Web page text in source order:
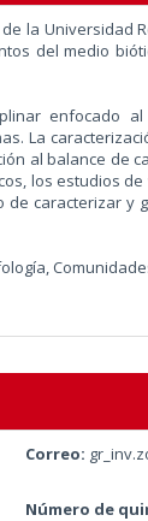
la Universidad
del medio
La
al balance de
los estudios
caracterizar
Correo:
Número de